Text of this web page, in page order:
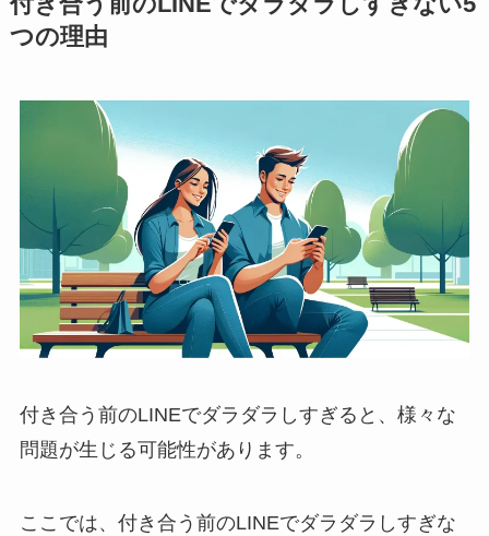
つの理由
付き合う前のLINEでダラダラしすぎると、様々な
問題が生じる可能性があります。
ここでは、付き合う前のLINEでダラダラしすぎな